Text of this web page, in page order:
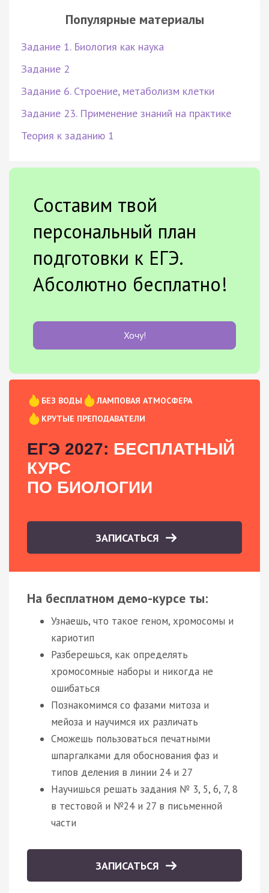
Популярные материалы
Задание 1. Биология как наука
Задание 2
Задание 6. Строение, метаболизм клетки
Задание 23. Применение знаний на практике
Теория к заданию 1
Составим твой
персональный план
подготовки к ЕГЭ.
Абсолютно бесплатно!
Хочу!
БЕЗ ВОДЫ
ЛАМПОВАЯ АТМОСФЕРА
КРУТЫЕ ПРЕПОДАВАТЕЛИ
ЕГЭ 2027: БЕСПЛАТНЫЙ
КУРС
ПО БИОЛОГИИ
ЗАПИСАТЬСЯ
На бесплатном демо-курсе ты:
Узнаешь, что такое геном, хромосомы и
кариотип
Разберешься, как определять
хромосомные наборы и никогда не
ошибаться
Познакомимся со фазами митоза и
мейоза и научимся их различать
Сможешь пользоваться печатными
шпаргалками для обоснования фаз и
типов деления в линии 24 и 27
Научишься решать задания № 3, 5, 6, 7, 8
в тестовой и №24 и 27 в письменной
части
ЗАПИСАТЬСЯ